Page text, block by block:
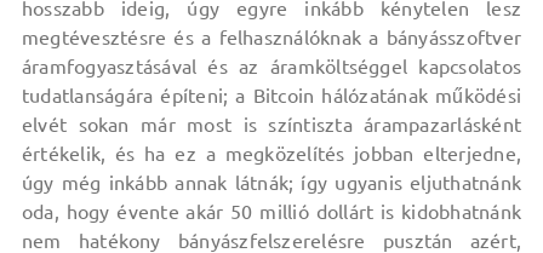
hosszabb ideig, úgy egyre inkább kénytelen lesz
megtévesztésre és a felhasználóknak a bányásszoftver
áramfogyasztásával és az áramköltséggel kapcsolatos
tudatlanságára építeni; a Bitcoin hálózatának működési
elvét sokan már most is színtiszta árampazarlásként
értékelik, és ha ez a megközelítés jobban elterjedne,
úgy még inkább annak látnák; így ugyanis eljuthatnánk
oda, hogy évente akár 50 millió dollárt is kidobhatnánk
nem hatékony bányászfelszerelésre pusztán azért,